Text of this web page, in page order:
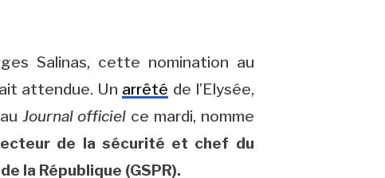
Salinas, cette nomination au
attendue. Un arrêté de l’Elysée,
Journal officiel ce mardi, nomme
de la sécurité et chef du
la République (GSPR).